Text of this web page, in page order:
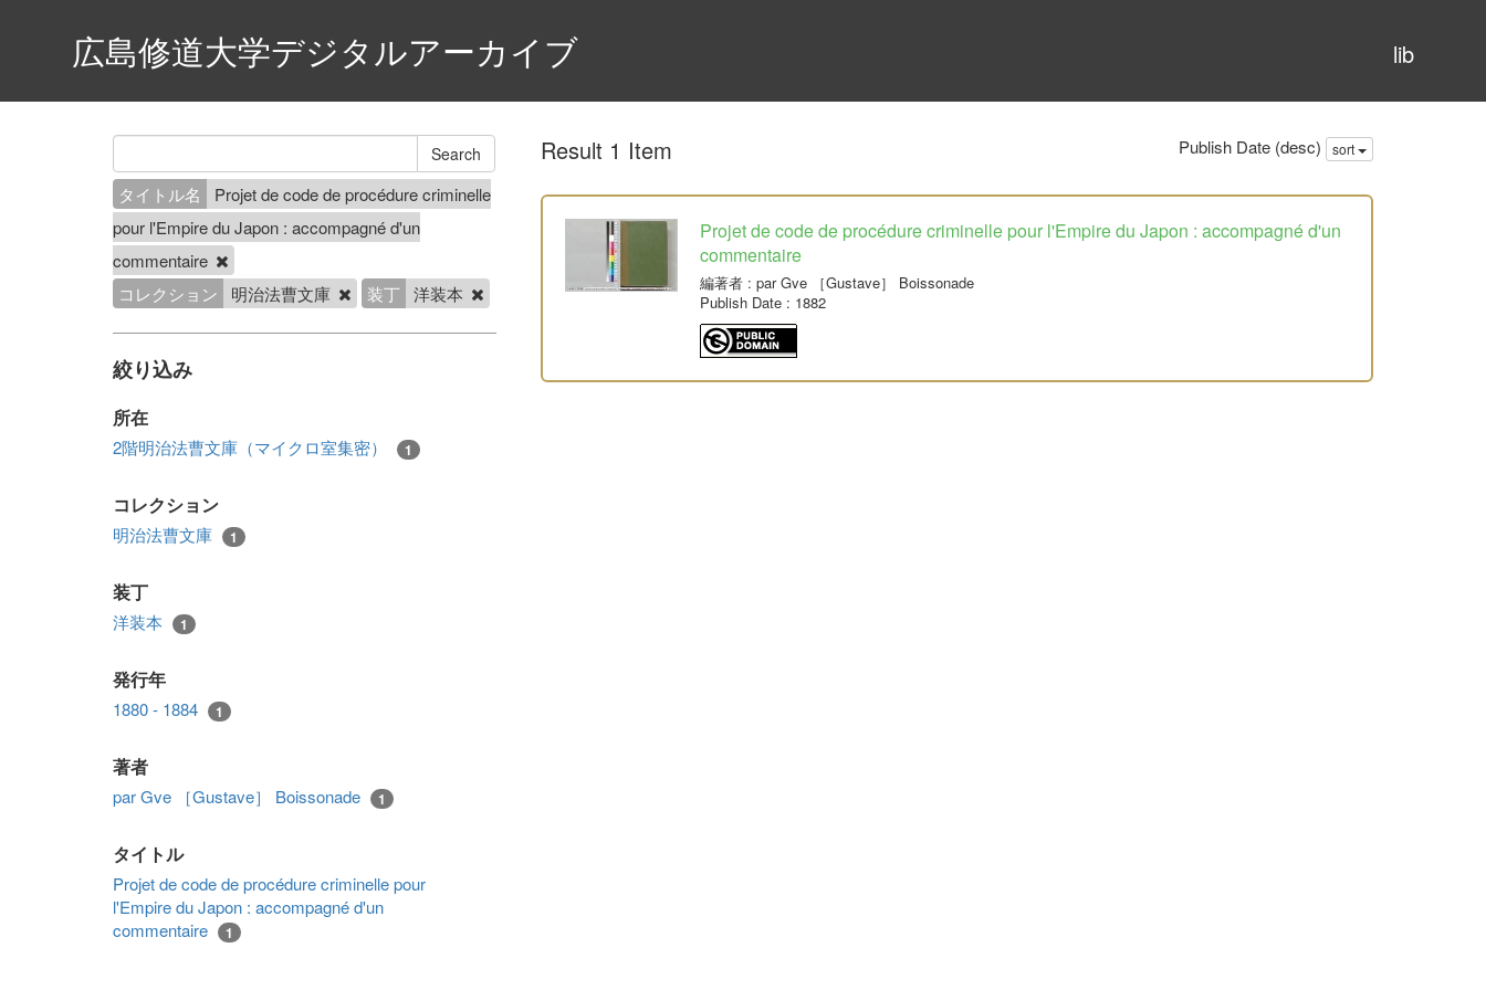
lib
広島修道大学デジタルアーカイブ
タイトル名
Projet de code de procédure criminelle
pour l'Empire du Japon : accompagné d'un
commentaire
コレクション
明治法曹文庫 装丁 洋装本
絞り込み
所在
2階明治法曹文庫（マイクロ室集密） 1
コレクション
明治法曹文庫 1
装丁
洋装本 1
発行年
1880 - 1884 1
著者
par Gve ［Gustave］ Boissonade 1
タイトル
Projet de code de procédure criminelle pour
l'Empire du Japon : accompagné d'un
commentaire
1
Result 1 Item Publish Date (desc) sort
Projet de code de procédure criminelle pour l'Empire du Japon : accompagné d'un
commentaire
編著者: par Gve ［Gustave］ Boissonade
Publish Date: 1882